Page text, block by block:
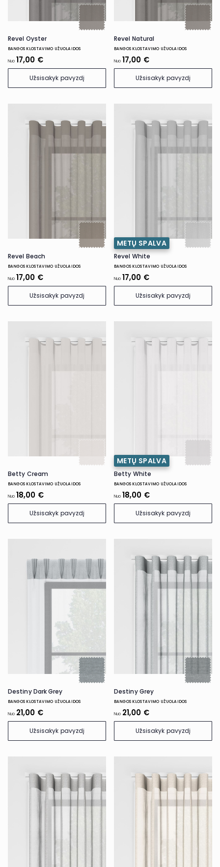
Revel Oyster
BANGOS KLOSTAVIMO UŽUOLAIDOS
Nuo 17,00 €
Užsisakyk pavyzdį
Revel Natural
BANGOS KLOSTAVIMO UŽUOLAIDOS
Nuo 17,00 €
Užsisakyk pavyzdį
Revel Beach
BANGOS KLOSTAVIMO UŽUOLAIDOS
Nuo 17,00 €
Užsisakyk pavyzdį
METŲ SPALVA
Revel White
BANGOS KLOSTAVIMO UŽUOLAIDOS
Nuo 17,00 €
Užsisakyk pavyzdį
Betty Cream
BANGOS KLOSTAVIMO UŽUOLAIDOS
Nuo 18,00 €
Užsisakyk pavyzdį
METŲ SPALVA
Betty White
BANGOS KLOSTAVIMO UŽUOLAIDOS
Nuo 18,00 €
Užsisakyk pavyzdį
Destiny Dark Grey
BANGOS KLOSTAVIMO UŽUOLAIDOS
Nuo 21,00 €
Užsisakyk pavyzdį
Destiny Grey
BANGOS KLOSTAVIMO UŽUOLAIDOS
Nuo 21,00 €
Užsisakyk pavyzdį